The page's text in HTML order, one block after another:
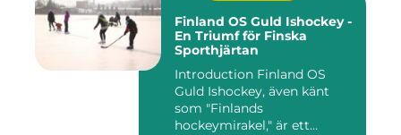
Finland OS Guld Ishockey -
En Triumf för Finska
Sporthjärtan
Introduction Finland OS
Guld Ishockey, även känt
som "Finlands
hockeymirakel," är ett